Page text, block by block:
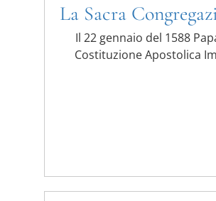
La Sacra
Il 22 gennaio del 1588
Costituzione Apostolica